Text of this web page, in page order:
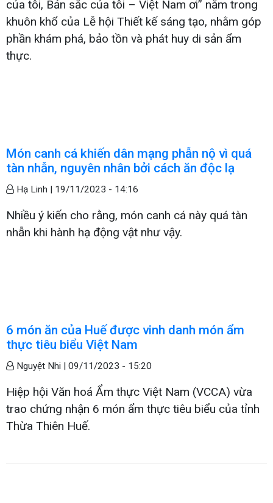
của tôi, Bản sắc của tôi – Việt Nam ơi” nằm trong
khuôn khổ của Lễ hội Thiết kế sáng tạo, nhằm góp
phần khám phá, bảo tồn và phát huy di sản ẩm
thực.
Món canh cá khiến dân mạng phẫn nộ vì quá
tàn nhẫn, nguyên nhân bởi cách ăn độc lạ
Hạ Linh | 19/11/2023 - 14:16
Nhiều ý kiến cho rằng, món canh cá này quá tàn
nhẫn khi hành hạ động vật như vậy.
6 món ăn của Huế được vinh danh món ẩm
thực tiêu biểu Việt Nam
Nguyệt Nhi | 09/11/2023 - 15:20
Hiệp hội Văn hoá Ẩm thực Việt Nam (VCCA) vừa
trao chứng nhận 6 món ẩm thực tiêu biểu của tỉnh
Thừa Thiên Huế.